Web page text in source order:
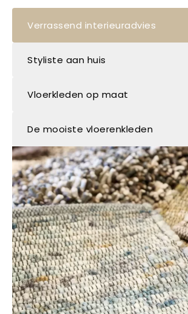
Verrassend interieuradvies
Styliste aan huis
Vloerkleden op maat
De mooiste vloerenkleden